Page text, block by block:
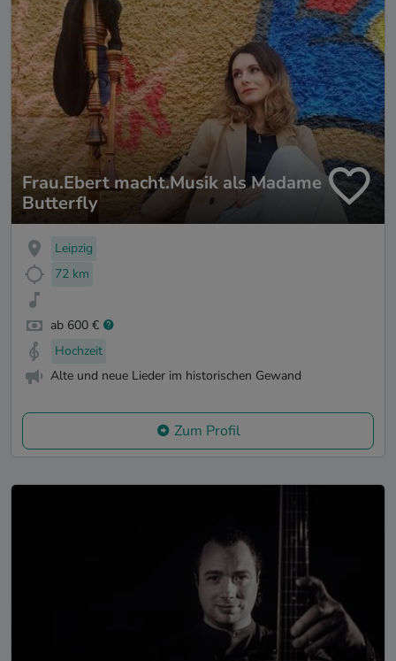
Frau.Ebert macht.Musik als Madame
Butterfly
Leipzig
72 km
ab 600 €
Hochzeit
Alte und neue Lieder im historischen Gewand
Zum Profil